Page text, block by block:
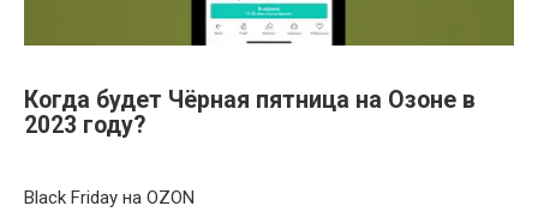
Когда будет Чёрная пятница на Озоне в
2023 году?
Black Friday на OZON